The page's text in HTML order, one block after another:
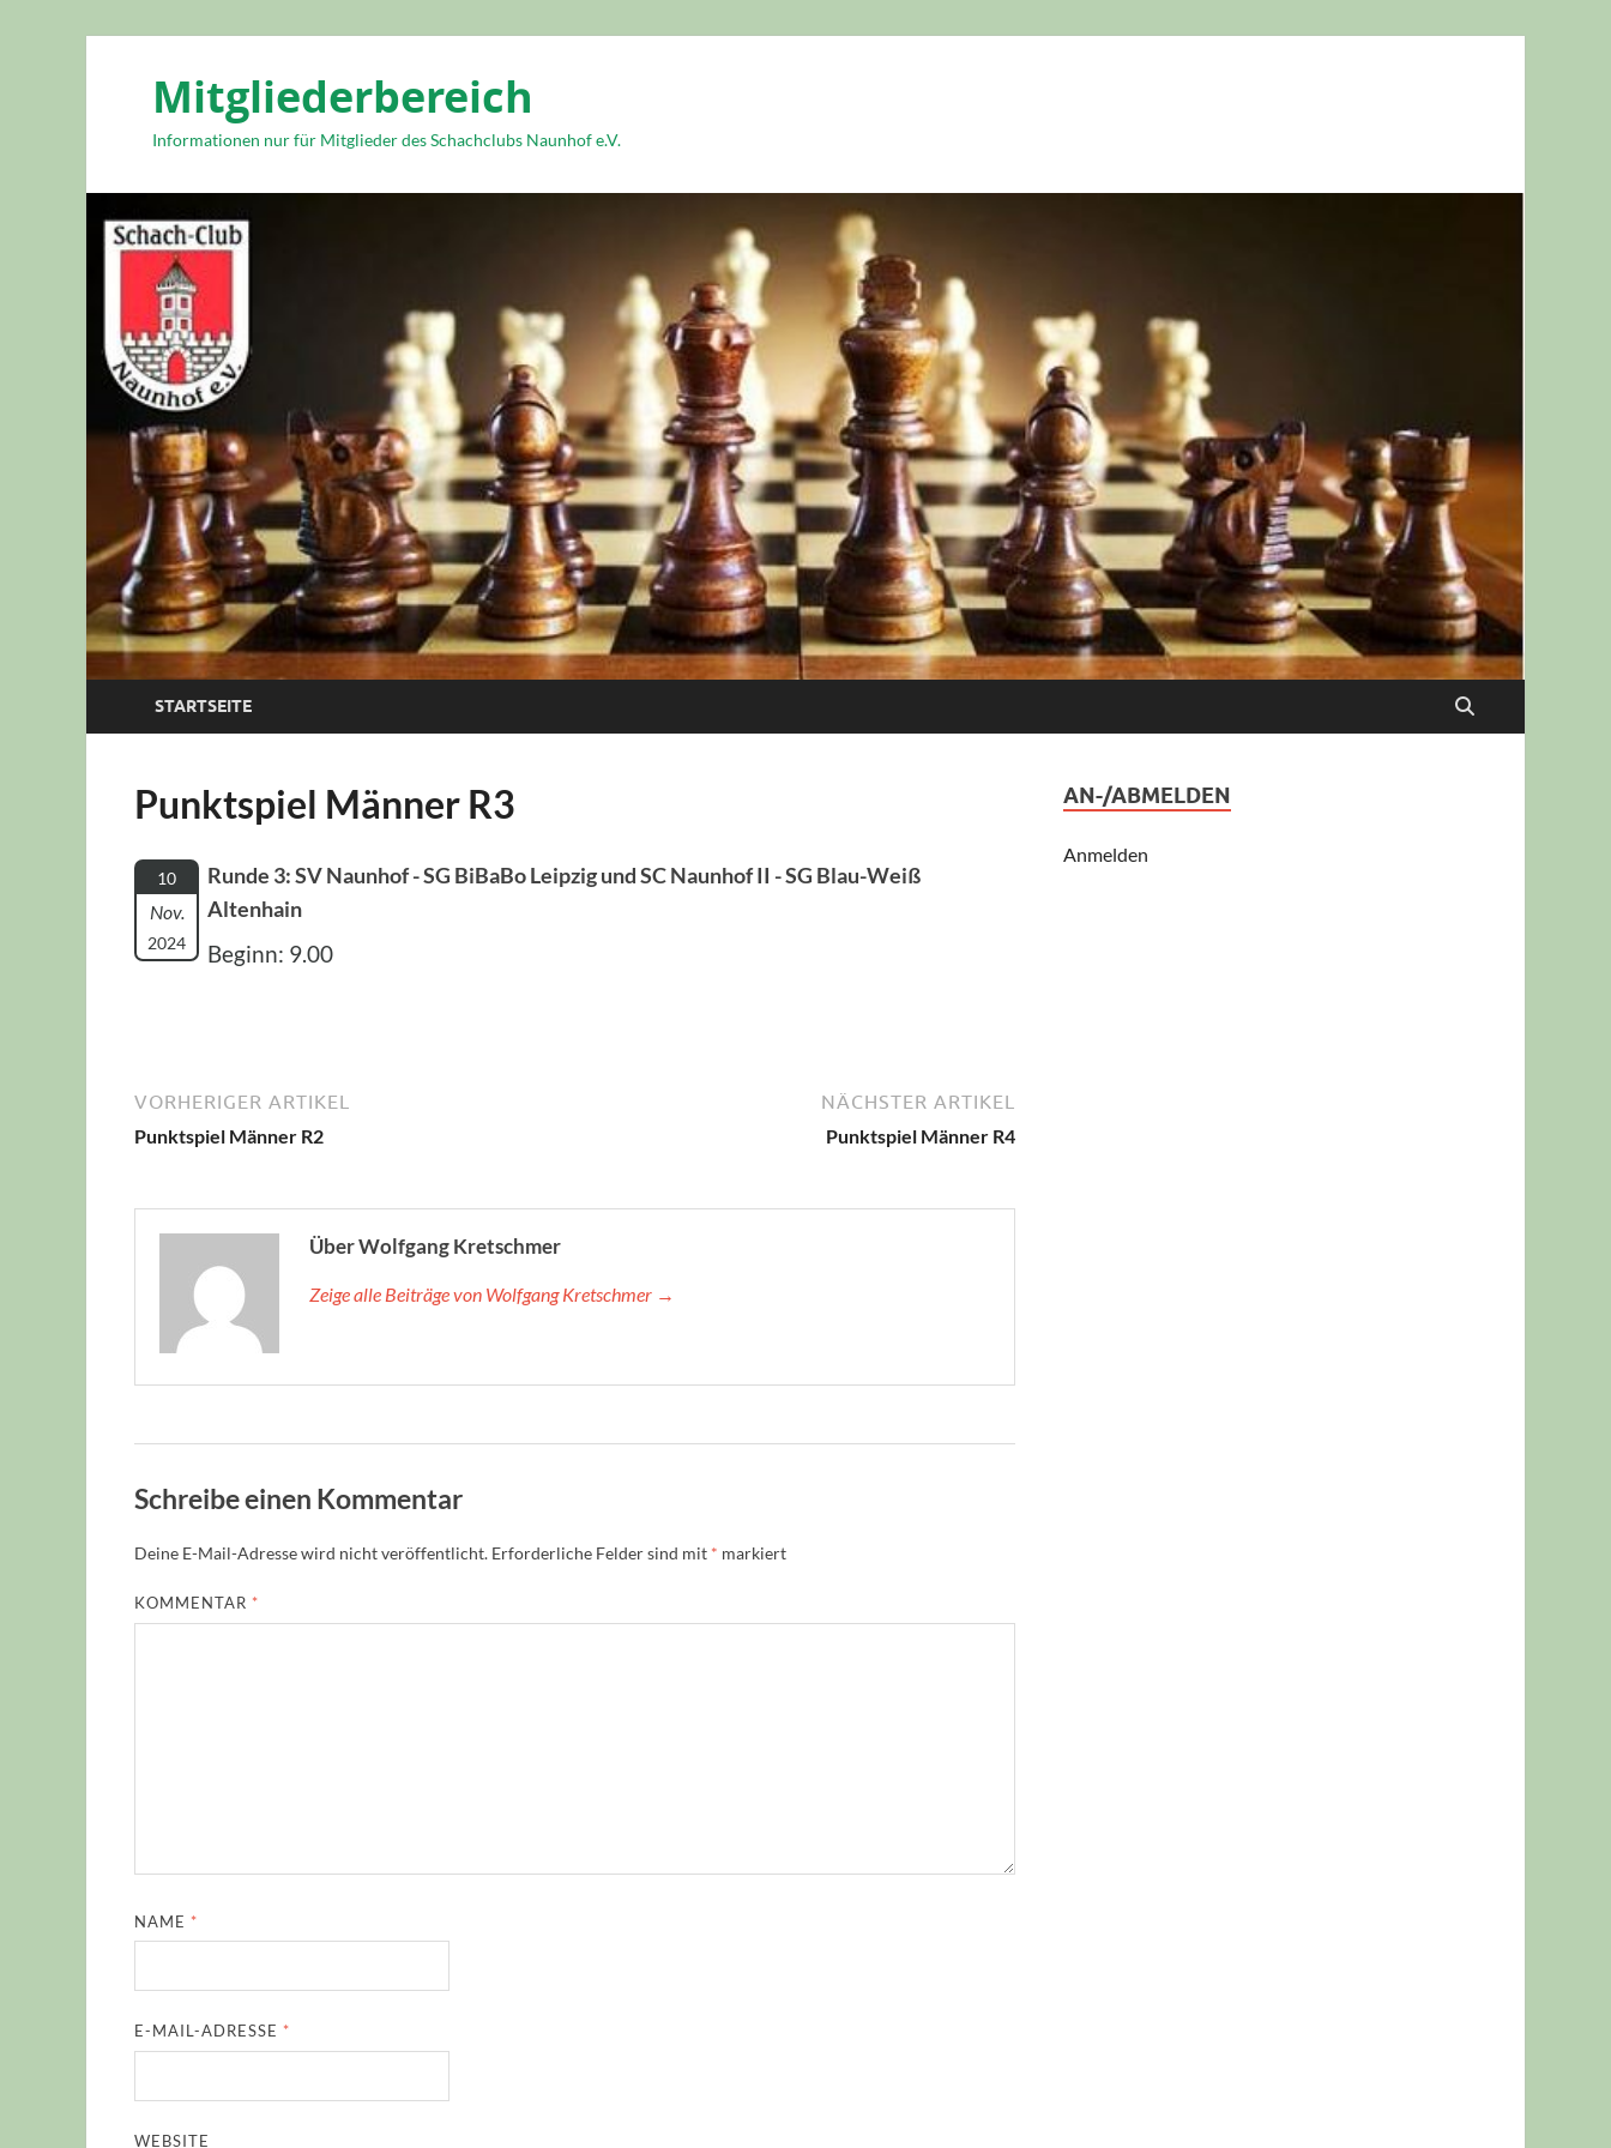
Mitgliederbereich
Informationen nur für Mitglieder des Schachclubs Naunhof e.V.
STARTSEITE
Punktspiel Männer R3
10
Nov.
2024
Runde 3: SV Naunhof - SG BiBaBo Leipzig und SC Naunhof II - SG Blau-Weiß
Altenhain
Beginn: 9.00
VORHERIGER ARTIKEL
Punktspiel Männer R2
NÄCHSTER ARTIKEL
Punktspiel Männer R4
Über Wolfgang Kretschmer
Zeige alle Beiträge von Wolfgang Kretschmer →
Schreibe einen Kommentar
Deine E-Mail-Adresse wird nicht veröffentlicht. Erforderliche Felder sind mit * markiert
KOMMENTAR *
NAME *
E-MAIL-ADRESSE *
WEBSITE
AN-/ABMELDEN
Anmelden